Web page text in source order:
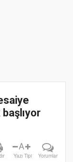
A
Yazı Tipi Yorumlar